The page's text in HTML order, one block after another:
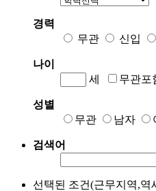
경력
무관
신입
나이
세
무관포
성별
무관
남자
검색어
선택된 조건(근무지역,역